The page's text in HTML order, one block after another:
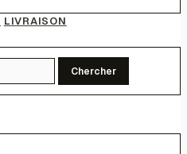
LIVRAISON
Chercher